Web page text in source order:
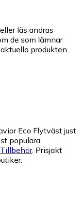
läs andras
de som lämnar
produkten.
Eco Flytväst just
populära
. Prisjakt